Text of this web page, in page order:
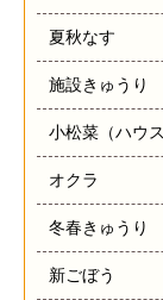
夏秋なす
施設きゅうり
小松菜（ハウ
オクラ
冬春きゅうり
新ごぼう